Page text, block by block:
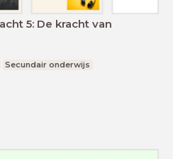
5: De kracht van
Secundair onderwijs